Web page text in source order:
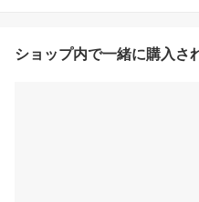
ショップ内で一緒に購入さ